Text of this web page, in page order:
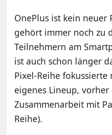
OnePlus ist kein neuer
gehört immer noch zu
Teilnehmern am
ist auch schon länger
Pixel-Reihe fokussierte
eigenes Lineup,
Zusammenarbeit mit
Reihe).